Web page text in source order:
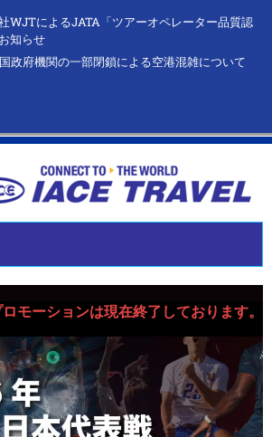
WJTによるJATA「ツアーオペレーター品質認
知らせ
国政府機関の一部閉鎖による空港混雑について
モーションは現在終了しております。